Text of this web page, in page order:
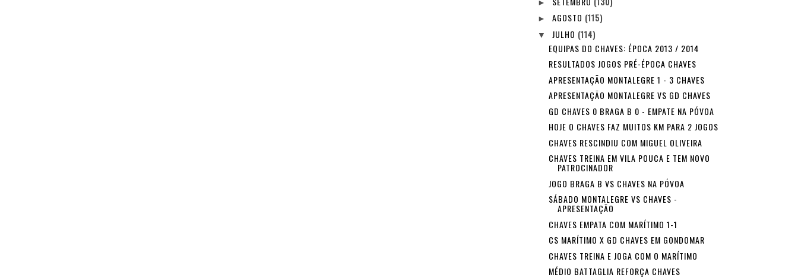
►
►AGOSTO (115)
▼ JULHO (114)
EQUIPAS DO CHAVES: ÉPOCA 2013 / 2014
RESULTADOS JOGOS PRÉ-ÉPOCA CHAVES
APRESENTAÇÃO MONTALEGRE 1 - 3 CHAVES
APRESENTAÇÃO MONTALEGRE VS GD CHAVES
GD CHAVES 0 BRAGA B 0 - EMPATE NA PÓVOA
HOJE O CHAVES FAZ MUITOS KM PARA 2 JOGOS
CHAVES RESCINDIU COM MIGUEL OLIVEIRA
CHAVES TREINA EM VILA POUCA E TEM NOVO
PATROCINADOR
JOGO BRAGA B VS CHAVES NA PÓVOA
SÁBADO MONTALEGRE VS CHAVES -
APRESENTAÇÃO
CHAVES EMPATA COM MARÍTIMO 1-1
CS MARÍTIMO X GD CHAVES EM GONDOMAR
CHAVES TREINA E JOGA COM O MARÍTIMO
MÉDIO BATTAGLIA REFORÇA CHAVES